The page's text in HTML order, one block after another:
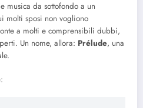
musica da sottofondo a un
molti sposi non vogliono
a molti e comprensibili dubbi,
Un nome, allora: Prélude, una